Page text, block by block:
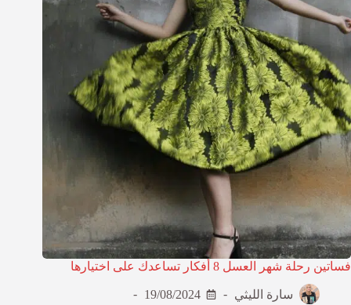
فساتين رحلة شهر العسل 8 أفكار تساعدك على اختيارها
سارة الليثي
19/08/2024